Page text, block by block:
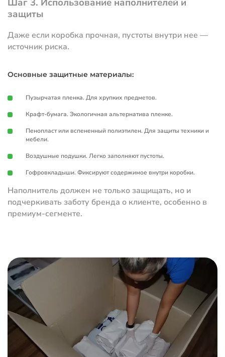
Шаг 3. Использование наполнителей и
защиты
Даже если коробка прочная, пустоты внутри нее —
источник риска.
Основные защитные материалы:
Пузырчатая пленка. Для хрупких предметов.
Крафт-бумага. Экологичная альтернатива пленке.
Пенопласт или вспененный полиэтилен. Для защиты техники и
мебели.
Воздушные подушки. Легко заполняют пустоты.
Гофровкладыши. Фиксируют содержимое внутри коробки.
Наполнитель должен не только защищать, но и
подчеркивать заботу бренда о клиенте, особенно в
премиум-сегменте.